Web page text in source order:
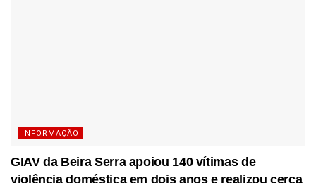
INFORMAÇÃO
GIAV da Beira Serra apoiou 140 vítimas de
violência doméstica em dois anos e realizou cerca